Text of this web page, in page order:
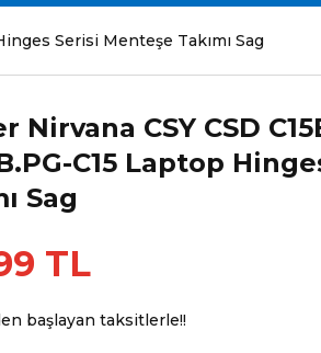
Serisi Menteşe Takımı Sag
Nirvana CSY CSD
C15 Laptop
Sag
TL
başlayan taksitlerle!!